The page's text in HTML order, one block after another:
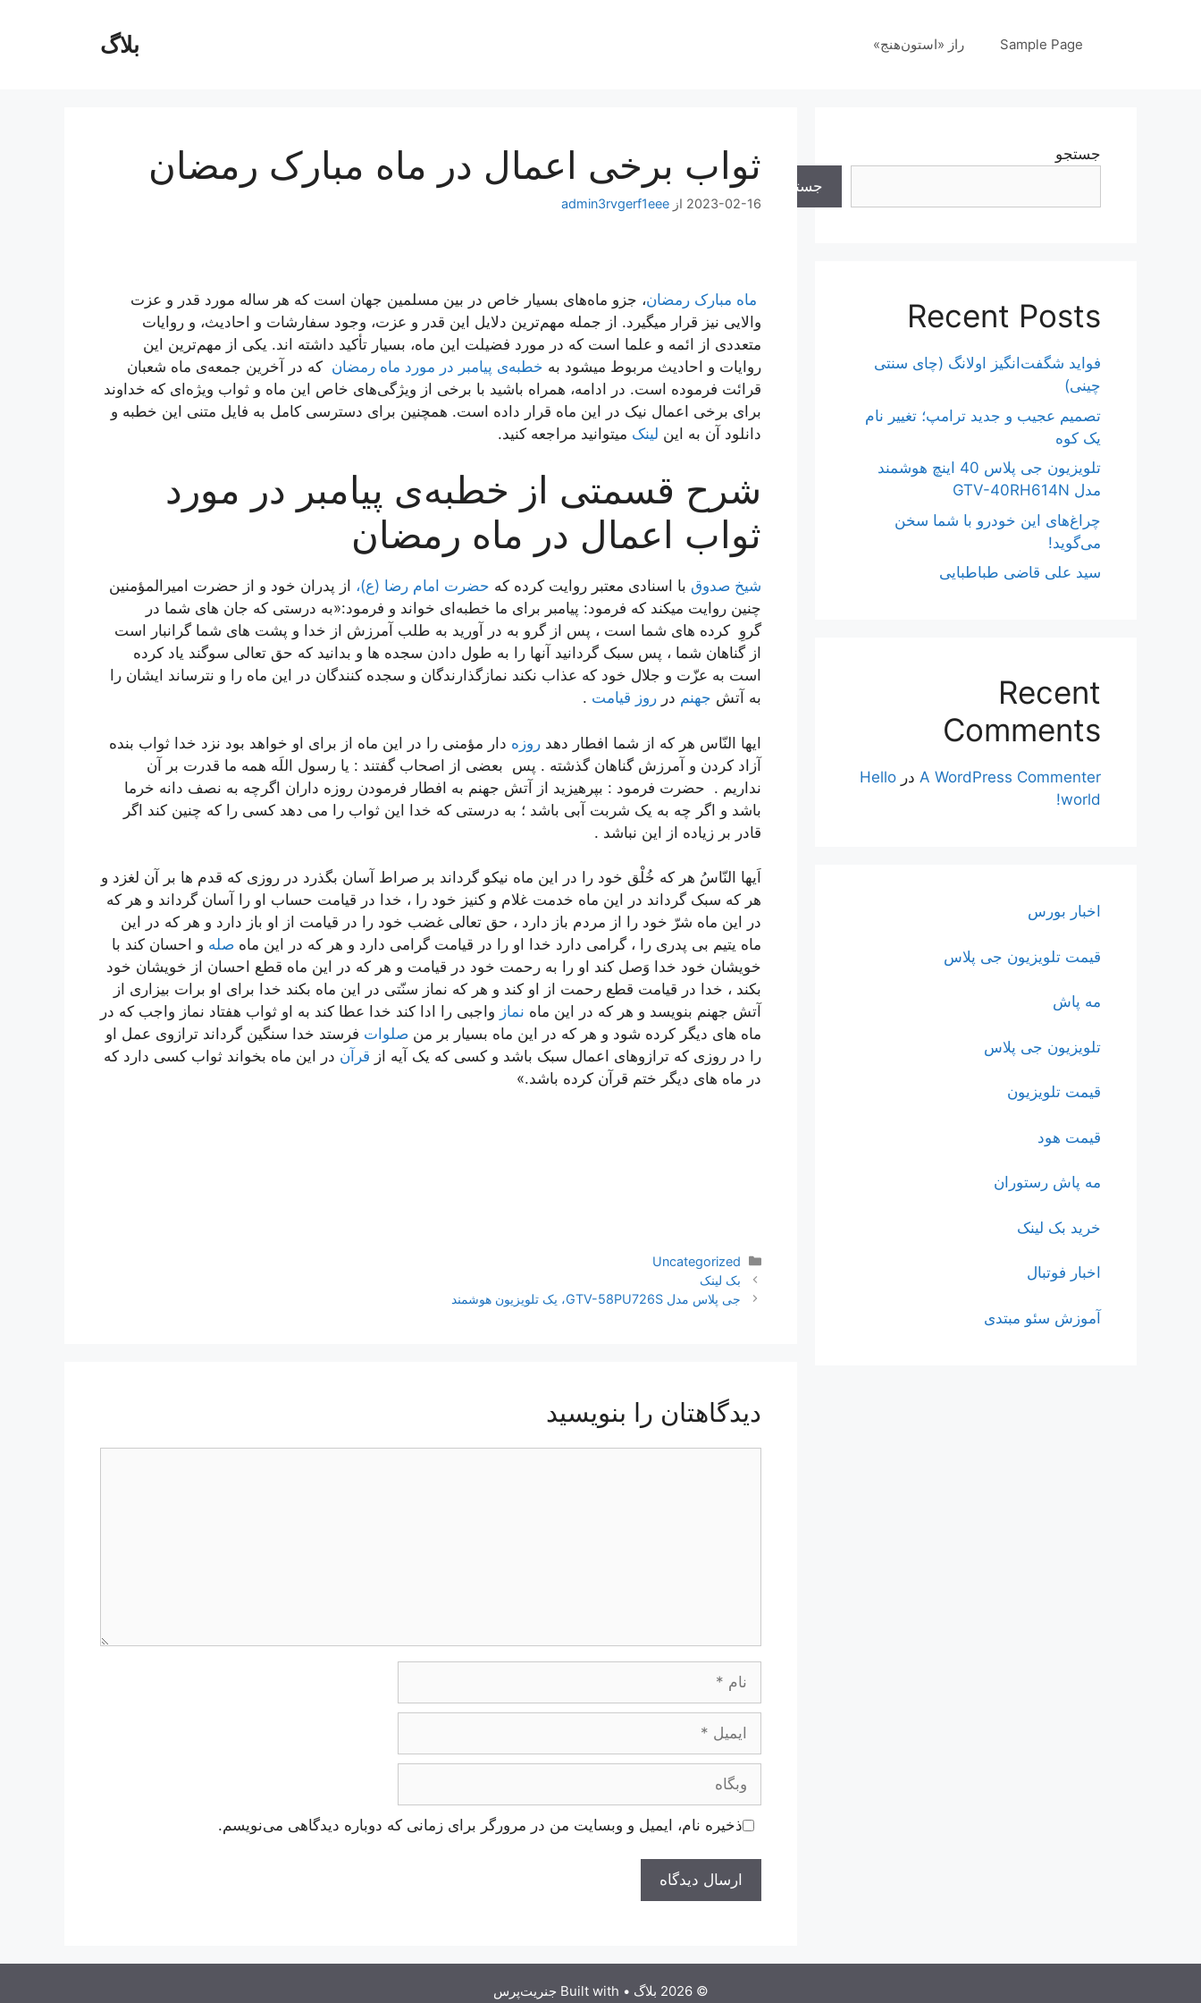
بلاگ Sample Page راز «استون‌هنج»
ثواب برخی اعمال در ماه مبارک رمضان
2023-02-16 از admin3rvgerf1eee
ماه مبارک رمضان، جزو ماه‌های بسیار خاص در بین مسلمین جهان است که هر ساله مورد قدر و عزت
والایی نیز قرار میگیرد. از جمله مهم‌ترین دلایل این قدر و عزت، وجود سفارشات و احادیث، و روایات
متعددی از ائمه و علما است که در مورد فضیلت این ماه، بسیار تأکید داشته اند. یکی از مهم‌ترین این
روایات و احادیث مربوط میشود به خطبه‌ی پیامبر در مورد ماه رمضان که در آخرین جمعه‌ی ماه شعبان
قرائت فرموده است. در ادامه، همراه باشید با برخی از ویژگی‌های خاص این ماه و ثواب ویژه‌ای که خداوند
برای برخی اعمال نیک در این ماه قرار داده است. همچنین برای دسترسی کامل به فایل متنی این خطبه و
دانلود آن به این لینک میتوانید مراجعه کنید.
شرح قسمتی از خطبه‌ی پیامبر در مورد
ثواب اعمال در ماه رمضان
شیخ صدوق با اسنادی معتبر روایت کرده که حضرت امام رضا (ع)، از پدران خود و از حضرت امیرالمؤمنین
چنین روایت میکند که فرمود: پیامبر برای ما خطبه‌ای خواند و فرمود:«به درستى که جان هاى شما در
گروِ کرده هاى شما است ، پس از گرو به در آورید به طلب آمرزش از خدا و پشت هاى شما گرانبار است
از گناهان شما ، پس سبک گردانید آنها را به طول دادن سجده ها و بدانید که حق تعالى سوگند یاد کرده
است به عزّت و جلال خود که عذاب نکند نمازگذارندگان و سجده کنندگان در این ماه را و نترساند ایشان را
به آتش جهنم در روز قیامت .
ایها النّاس هر که از شما افطار دهد روزه دار مؤمنى را در این ماه از براى او خواهد بود نزد خدا ثواب بنده
آزاد کردن و آمرزش گناهان گذشته . پس ‍ بعضى از اصحاب گفتند : یا رسول اللَه همه ما قدرت بر آن
نداریم . حضرت فرمود : بپرهیزید از آتش جهنم به افطار فرمودن روزه داران اگرچه به نصف دانه خرما
باشد و اگر چه به یک شربت آبى باشد ؛ به درستى که خدا این ثواب را مى دهد کسى را که چنین کند اگر
قادر بر زیاده از این نباشد .
اَیها النّاسُ هر که خُلْق خود را در این ماه نیکو گرداند بر صراط آسان بگذرد در روزى که قدم ها بر آن لغزد و
هر که سبک گرداند در این ماه خدمت غلام و کنیز خود را ، خدا در قیامت حساب او را آسان گرداند و هر که
در این ماه شرّ خود را از مردم باز دارد ، حق تعالى غضب خود را در قیامت از او باز دارد و هر که در این
ماه یتیم بى پدرى را ، گرامى دارد خدا او را در قیامت گرامى دارد و هر که در این ماه صله و احسان کند با
خویشان خود خدا وَصل کند او را به رحمت خود در قیامت و هر که در این ماه قطع احسان از خویشان خود
بکند ، خدا در قیامت قطع رحمت از او کند و هر که نماز سنّتى در این ماه بکند خدا براى او برات بیزارى از
آتش جهنم بنویسد و هر که در این ماه نماز واجبى را ادا کند خدا عطا کند به او ثواب هفتاد نماز واجب که در
ماه هاى دیگر کرده شود و هر که در این ماه بسیار بر من صلوات فرستد خدا سنگین گرداند ترازوى عمل او
را در روزى که ترازوهاى اعمال سبک باشد و کسى که یک آیه از قرآن در این ماه بخواند ثواب کسى دارد که
در ماه هاى دیگر ختم قرآن کرده باشد.»
دسته‌ها
Uncategorized
ناوبری
نوشته‌ها
بک لینک
جی پلاس مدل GTV-58PU726S، یک تلویزیون هوشمند
دیدگاهتان را بنویسید
وبگاه
ذخیره نام، ایمیل و وبسایت من در مرورگر برای زمانی که دوباره دیدگاهی می‌نویسم.
جستجو
جستجو
Recent Posts
فواید شگفت‌انگیز اولانگ (چای سنتی
چینی)
تصمیم عجیب و جدید ترامپ؛ تغییر نام
یک کوه
تلویزیون جی پلاس 40 اینچ هوشمند
مدل GTV-40RH614N
چراغ‌های این خودرو با شما سخن
می‌گوید!
سید علی قاضی طباطبایی
Recent
Comments
A WordPress Commenter در Hello
world!
اخبار بورس
قیمت تلویزیون جی پلاس
مه پاش
تلویزیون جی پلاس
قیمت تلویزیون
قیمت هود
مه پاش رستوران
خرید بک لینک
اخبار فوتبال
آموزش سئو مبتدی
© 2026 بلاگ • Built with جنریت‌پرس